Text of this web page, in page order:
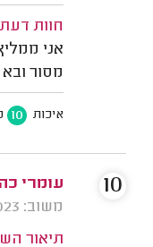
חוות
אני
מסור
איכות 10
עומרי
משוב: 18/01/2023
תיאור
10